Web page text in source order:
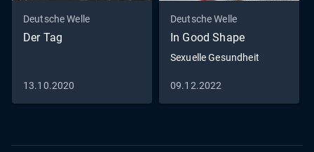
Deutsche Welle
Der Tag
13.10.2020
Deutsche Welle
In Good Shape
Sexuelle Gesundheit
09.12.2022